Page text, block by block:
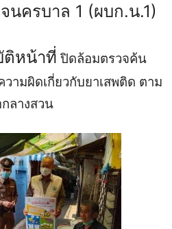
ครบาล 1 (ผบก.น.1)
ติหน้าที่ ปิดล้อมตรวจค้น
ามผิดเกี่ยวกับยาเสพติด ตาม
ลางสวน